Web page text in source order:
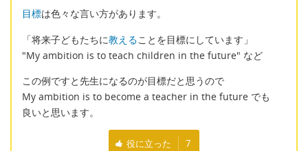
目標は色々な言い方があります。
「将来子どもたちに教えることを目標にしています」
"My ambition is to teach children in the future" など
この例ですと先生になるのが目標だと思うので
My ambition is to become a teacher in the future でも
良いと思います。
役に立った 7